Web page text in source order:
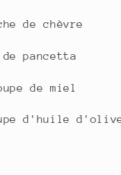
de chèvre
pancetta
de miel
d'huile